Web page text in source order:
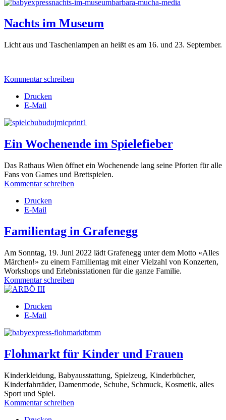
Nachts im Museum
Licht aus und Taschenlampen an heißt es am 16. und 23. September.
Kommentar schreiben
Drucken
E-Mail
Ein Wochenende im Spielefieber
Das Rathaus Wien öffnet ein Wochenende lang seine Pforten für alle
Fans von Games und Brettspielen.
Kommentar schreiben
Drucken
E-Mail
Familientag in Grafenegg
Am Sonntag, 19. Juni 2022 lädt Grafenegg unter dem Motto «Alles
Märchen!» zu einem Familientag mit einer Vielzahl von Konzerten,
Workshops und Erlebnisstationen für die ganze Familie.
Kommentar schreiben
Drucken
E-Mail
Flohmarkt für Kinder und Frauen
Kinderkleidung, Babyausstattung, Spielzeug, Kinderbücher,
Kinderfahrräder, Damenmode, Schuhe, Schmuck, Kosmetik, alles
Sport und Spiel.
Kommentar schreiben